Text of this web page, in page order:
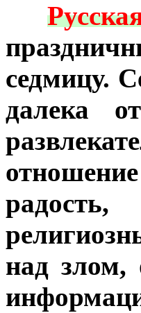
седмицу.
далека
над злом,